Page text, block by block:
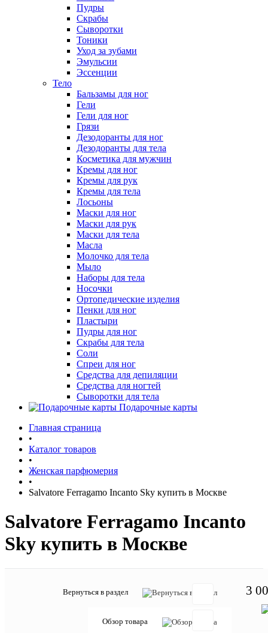
Пудры
Скрабы
Сыворотки
Тоники
Уход за зубами
Эмульсии
Эссенции
Тело
Бальзамы для ног
Гели
Гели для ног
Грязи
Дезодоранты для ног
Дезодоранты для тела
Косметика для мужчин
Кремы для ног
Кремы для рук
Кремы для тела
Лосьоны
Маски для ног
Маски для рук
Маски для тела
Масла
Молочко для тела
Мыло
Наборы для тела
Носочки
Ортопедические изделия
Пенки для ног
Пластыри
Пудры для ног
Скрабы для тела
Соли
Спреи для ног
Средства для депиляции
Средства для ногтей
Сыворотки для тела
Подарочные карты
Главная страница
•
Каталог товаров
•
Женская парфюмерия
•
Salvatore Ferragamo Incanto Sky купить в Москве
Salvatore Ferragamo Incanto
Sky купить в Москве
Вернуться в раздел
Обзор товара
3